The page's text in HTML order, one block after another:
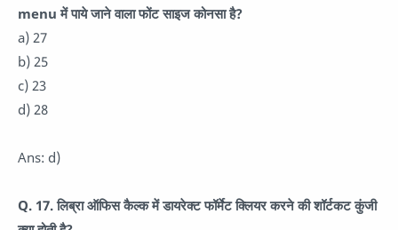
menu में पाये जाने वाला फोंट साइज कोनसा है?
a) 27
b) 25
c) 23
d) 28
Ans: d)
Q. 17. लिब्रा ऑफिस कैल्क में डायरेक्ट फॉर्मेट क्लियर करने की शॉर्टकट कुंजी